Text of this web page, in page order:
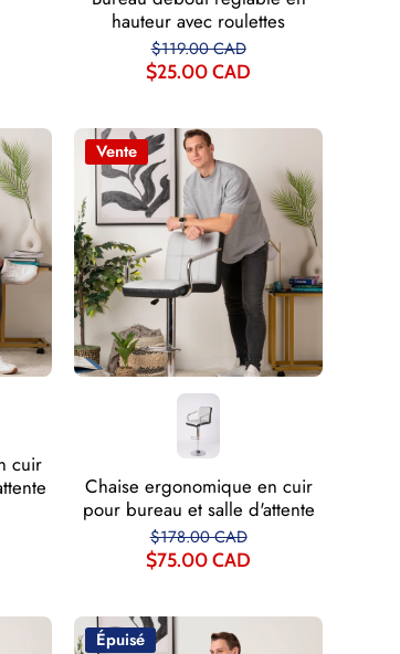
hauteur avec roulettes
$119.00 CAD
$25.00 CAD
cuir
Vente
Chaise ergonomique en cuir
pour bureau et salle d'attente
$178.00 CAD
$75.00 CAD
Épuisé